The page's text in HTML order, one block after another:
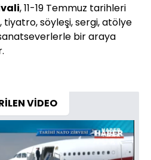
, 11-19 Temmuz tarihleri
tiyatro, söyleşi, sergi, atölye
bir araya
VİDEO